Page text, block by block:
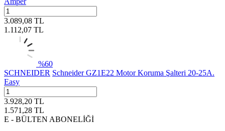
3.089,08 TL
1.112,07 TL
%60
SCHNEIDER Schneider GZ1E22 Motor Koruma Şalteri 20-25A.
Easy
3.928,20 TL
1.571,28 TL
E - BÜLTEN ABONELİĞİ